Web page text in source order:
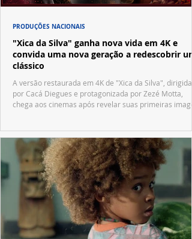
"Xica da Silva" ganha nova vida em 4K e
convida uma nova geração a redescobrir um
clássico
A versão restaurada em 4K de "Xica da Silva", dirigida
por Cacá Diegues e protagonizada por Zezé Motta,
chega aos cinemas após revelar suas primeiras
PRODUÇÕES NACIONAIS